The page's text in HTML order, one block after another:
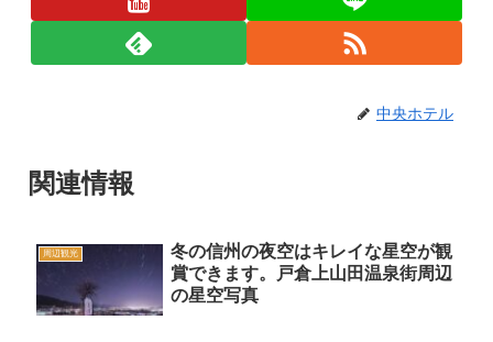
中央ホテル
関連情報
周辺観光
冬の信州の夜空はキレイな星空が観
賞できます。戸倉上山田温泉街周辺
の星空写真